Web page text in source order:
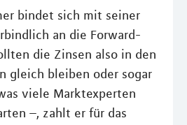
bindet sich mit seiner
an die Forward-
die Zinsen also in den
gleich bleiben oder sogar
viele Marktexperten
–, zahlt er für das